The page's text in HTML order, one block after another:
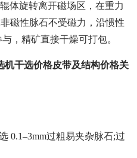
体旋转离开磁场区，在重力
磁性脉石不受磁力，沿惯性
，精矿直接干燥可打包。
机干选价格皮带及结构价格关
0.1–3mm过粗易夹杂脉石;过